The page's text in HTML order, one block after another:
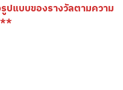
ปแบบของรางวัลตามความ
**